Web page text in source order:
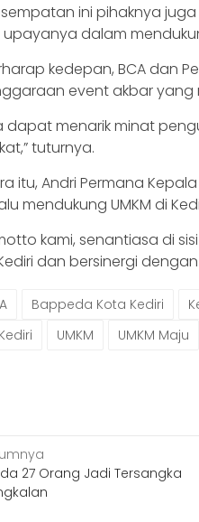
ini pihaknya
upayanya dalam
kedepan, BCA dan
event akbar yang
dapat menarik minat
tuturnya.
itu, Andri Permana
mendukung UMKM di
kami, senantiasa di
dan bersinergi
Bappeda Kota Kediri
UMKM UMKM Maju
27 Orang Jadi Tersangka